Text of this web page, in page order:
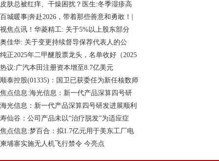
皮肤总被红痒、干燥困扰？医生:冬季湿疹高
百城暖事|奔赴2026，带着那些善意和勇敢！|
视焦点讯！华菱精工: 关于5%以上股东部分
奥佳华: 关于变更持续督导保荐代表人的公
纯正2025年二甲醚股票龙头，名单收好（2025
热议:广汽本田注册资本增至8.7亿美元
顺泰控股(01335)：国卫已获委任为新任核数师
焦点信息:海光信息：新一代产品深算四号研
海光信息：新一代产品深算四号研发进展顺利
寿仙谷：公司产品未以“治疗脱发”为适应症
焦点信息:梦百合：拟1.7亿元用于美东工厂电
柬埔寨实施无人机飞行禁令 今亮点